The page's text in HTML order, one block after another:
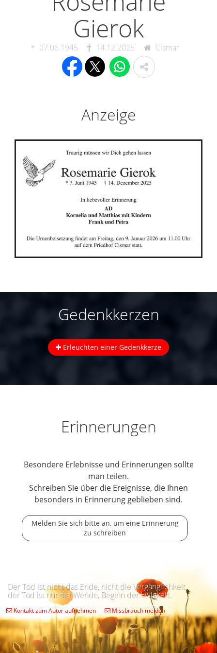
Gierok
07.06.1945 14.12.2025 Cismar
Anzeige
Gedenkkerzen
Erleuchten einer Gedenkkerze
Erinnerungen
Besondere Erlebnisse und Erinnerungen sollte
man teilen.
Schreiben Sie über die Ereignisse, die Ihnen
besonders in Erinnerung geblieben sind.
Melden Sie sich bitte an, um eine Erinnerung
zu schreiben
Der Tod ist nicht das Ende, nicht die Vergänglichkeit,
der Tod ist nur die Wende, Beginn der Ewigkeit.
Kontakt zum Autor aufnehmen Missbrauch melden